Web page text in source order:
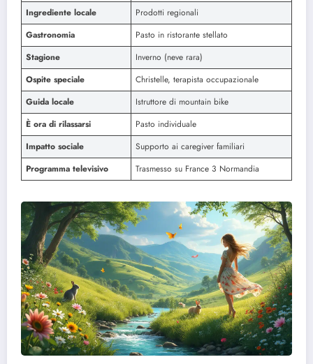
Ingrediente locale
Prodotti regionali
Gastronomia
Pasto in ristorante stellato
Stagione
Inverno (neve rara)
Ospite speciale
Christelle, terapista occupazionale
Guida locale
Istruttore di mountain bike
È ora di rilassarsi
Pasto individuale
Impatto sociale
Supporto ai caregiver familiari
Programma televisivo
Trasmesso su France 3 Normandia